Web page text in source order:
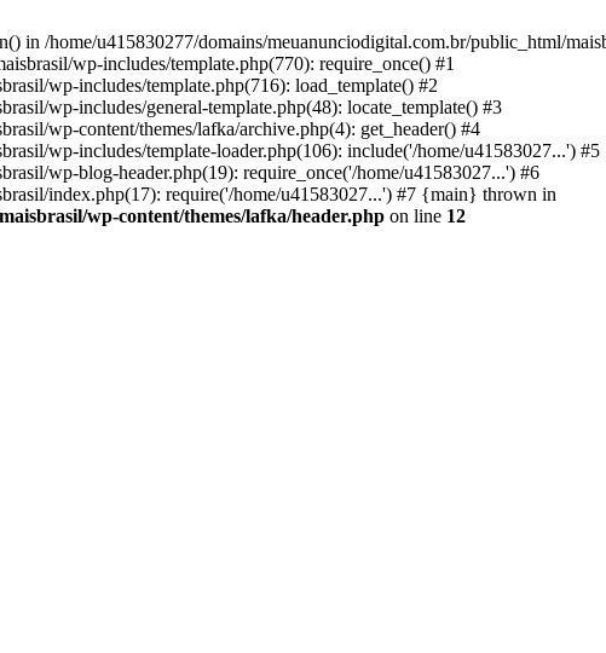
in /home/u415830277/domains/meuanunciodigital.com.br/public_html/
wp-includes/template.php(770): require_once() #1
wp-includes/template.php(716): load_template() #2
wp-includes/general-template.php(48): locate_template() #3
wp-content/themes/lafka/archive.php(4): get_header() #4
wp-includes/template-loader.php(106): include('/home/u41583027...') #5
wp-blog-header.php(19): require_once('/home/u41583027...') #6
index.php(17): require('/home/u41583027...') #7 {main} thrown in
wp-content/themes/lafka/header.php on line 12